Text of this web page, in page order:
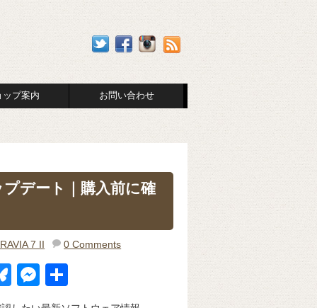
ップ案内 お問い合わせ
デート｜購入前に確
7 II 0 Comments
Bl
M
e